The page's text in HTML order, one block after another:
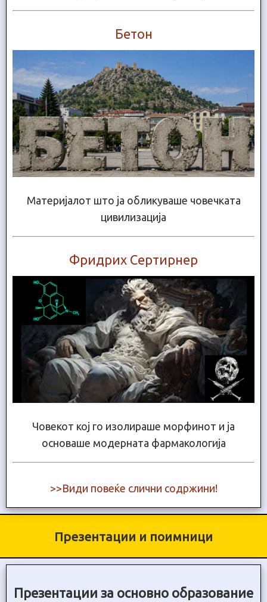
Бетон
Материјалот што ја обликуваше човечката
цивилизација
Фридрих Сертирнер
Човекот кој го изолираше морфинот и ја
основаше модерната фармакологија
>>Види повеќе слични содржини!
Презентации и поимници
Презентации за основно образование